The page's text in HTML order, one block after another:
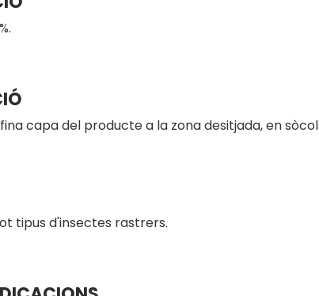
capa del producte a la zona desitjada, en
tipus d'insectes rastrers.